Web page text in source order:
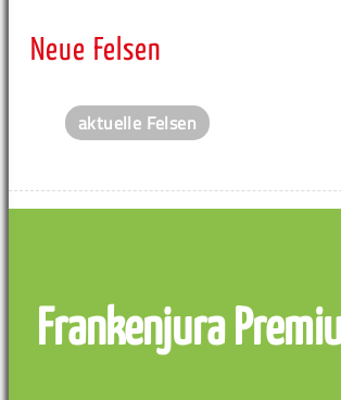
Neue Felsen
aktuelle Felsen
Frankenjura